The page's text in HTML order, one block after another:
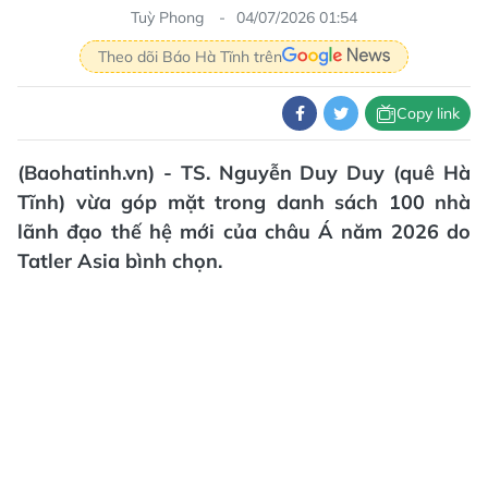
Tuỳ Phong
04/07/2026 01:54
Theo dõi Báo Hà Tĩnh trên
Copy link
(Baohatinh.vn) - TS. Nguyễn Duy Duy (quê Hà
Tĩnh) vừa góp mặt trong danh sách 100 nhà
lãnh đạo thế hệ mới của châu Á năm 2026 do
Tatler Asia bình chọn.